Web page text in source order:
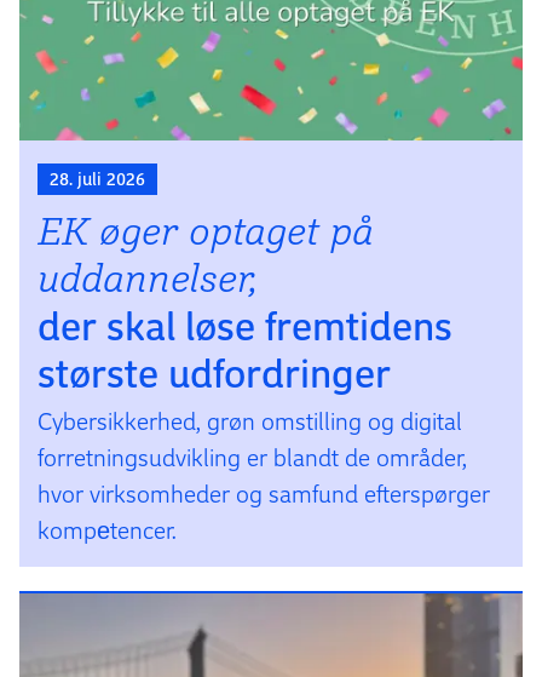
28. juli 2026
EK øger optaget på
uddan­nelser,
der skal løse frem­tidens
største udfor­dringer
Cyber­sikkerhed, grøn omstil­ling og digital
forret­nings­udvik­ling er blandt de områder,
hvor virksom­heder og samfund efter­spørger
kompe­tencer.